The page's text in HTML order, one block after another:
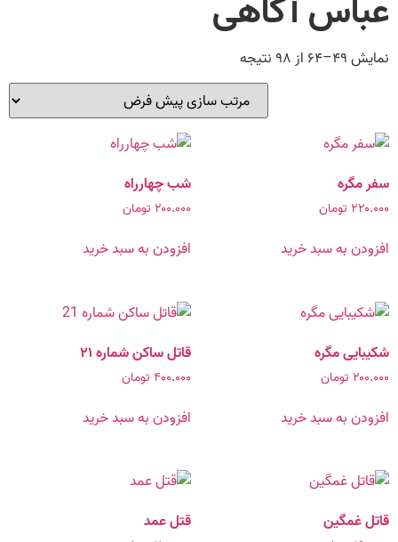
عباس آگاهی
نمایش ۴۹–۶۴ از ۹۸ نتیجه
سفر مگره
۲۲۰.۰۰۰ تومان
افزودن به سبد خرید
شب چهارراه
۲۰۰.۰۰۰ تومان
افزودن به سبد خرید
شکیبایی مگره
۲۰۰.۰۰۰ تومان
افزودن به سبد خرید
قاتل ساکن شماره ۲۱
۴۰۰.۰۰۰ تومان
افزودن به سبد خرید
قاتل غمگین قتل عمد